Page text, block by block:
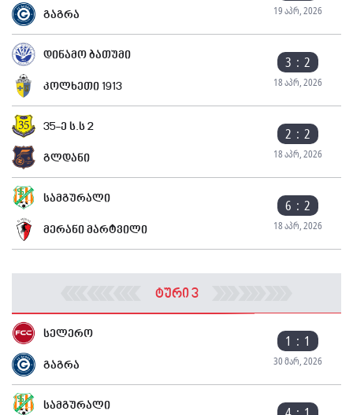
19 აპრ, 2026
გაგრა
დინამო ბათუმი 3 : 2
18 აპრ, 2026
კოლხეთი 1913
35-ე ს.ს 2 2 : 2
18 აპრ, 2026
გლდანი
სამგურალი 6 : 2
18 აპრ, 2026
მერანი მარტვილი
ტური 3
სელერო 1 : 1
30 მარ, 2026
გაგრა
სამგურალი